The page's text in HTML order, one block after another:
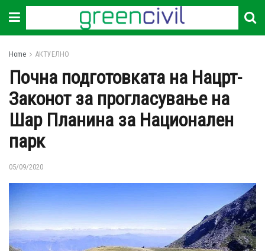
Home АКТУЕЛНО
Почна подготовката на Нацрт-
Законот за прогласување на
Шар Планина за Национален
парк
05/09/2020